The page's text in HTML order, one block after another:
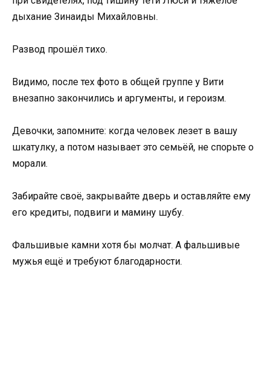
дыхание Зинаиды Михайловны.
Развод прошёл тихо.
Видимо, после тех фото в общей группе у Вити
внезапно закончились и аргументы, и героизм.
Девочки, запомните: когда человек лезет в вашу
шкатулку, а потом называет это семьёй, не спорьте о
морали.
Забирайте своё, закрывайте дверь и оставляйте ему
его кредиты, подвиги и мамину шубу.
Фальшивые камни хотя бы молчат. А фальшивые
мужья ещё и требуют благодарности.